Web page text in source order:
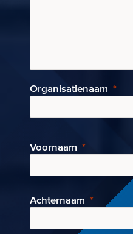
Organisatienaam
Voornaam
Achternaam